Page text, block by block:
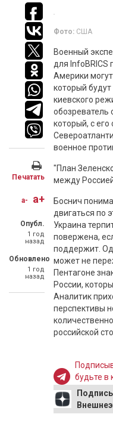
Печатать
a- a+
Опубл.
1 год
назад
Обновлено
1 год
назад
Фото: США
Военный
для
Америки
который
киевского
обозреватель
который, с его
военное
"План
между
Боснич
двигаться по
Украина
повержена,
поддержит.
может не
Пентагоне
России,
Аналитик
перспективы
российской
будьте в